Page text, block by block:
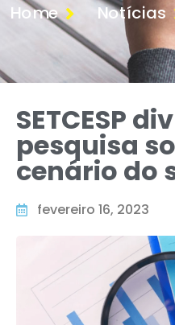
Home Notícias
SETCESP
pesquisa
cenário do
fevereiro 16, 2023